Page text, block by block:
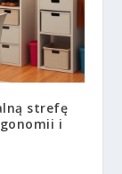
strefę
i